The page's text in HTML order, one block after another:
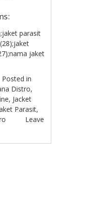
parasit
jaket
Posted in
Distro,
, Jacket
Parasit,
Leave